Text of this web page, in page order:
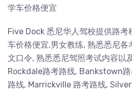
学车价格便宜
Five Dock 悉尼华人驾校提供路考
车价格便宜,男女教练, 熟悉悉尼
文口令, 熟悉悉尼驾照考试内容以
Rockdale路考路线, Bankstown
路线, Marrickville 路考路线,